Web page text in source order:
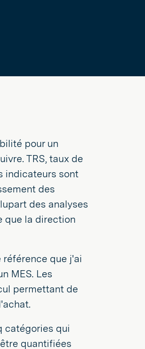
pour un
TRS, taux de
indicateurs sont
des
des analyses
que la direction
que j'ai
MES. Les
permettant de
catégories qui
quantifiées